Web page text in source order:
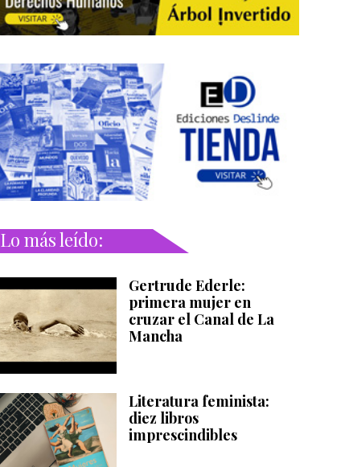
Lo más leído:
Gertrude Ederle:
primera mujer en
cruzar el Canal de La
Mancha
Literatura feminista:
diez libros
imprescindibles